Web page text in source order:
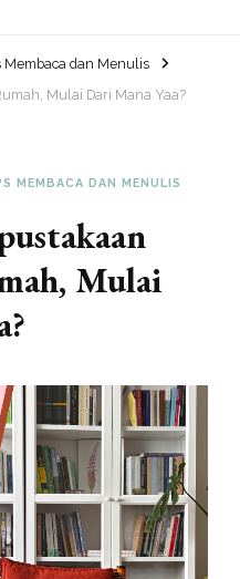
Membaca dan Menulis
Mulai Dari Mana Yaa?
MEMBACA DAN MENULIS
Mulai